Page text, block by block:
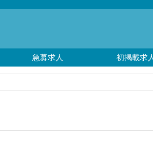
急募求人 初掲載求